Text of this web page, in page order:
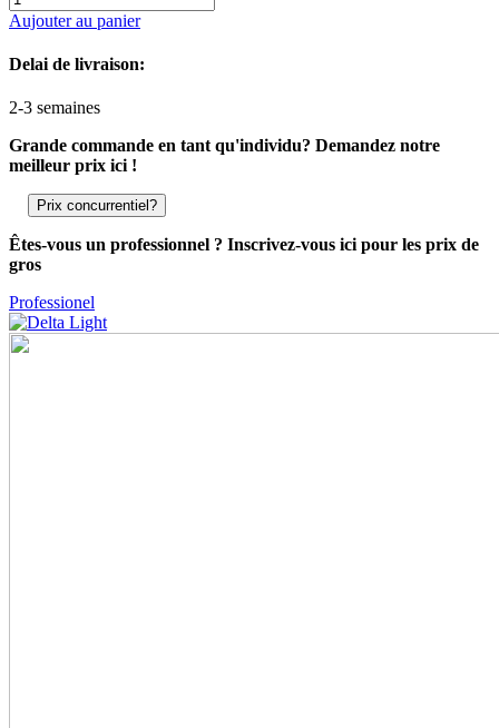
Aujouter au panier
Delai de livraison:
2-3 semaines
Grande commande en tant qu'individu? Demandez notre
meilleur prix ici !
Prix concurrentiel?
Êtes-vous un professionnel ? Inscrivez-vous ici pour les prix de
gros
Professionel